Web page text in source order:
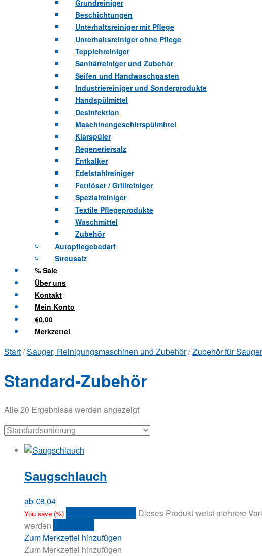
Grundreiniger
Beschichtungen
Unterhaltsreiniger mit Pflege
Unterhaltsreiniger ohne Pflege
Teppichreiniger
Sanitärreiniger und Zubehör
Seifen und Handwaschpasten
Industriereiniger und Sonderprodukte
Handspülmittel
Desinfektion
Maschinengeschirrspülmittel
Klarspüler
Regeneriersalz
Entkalker
Edelstahlreiniger
Fettlöser / Grillreiniger
Spezialreiniger
Textile Pflegeprodukte
Waschmittel
Zubehör
Autopflegebedarf
Streusalz
% Sale
Über uns
Kontakt
Mein Konto
€0,00
Merkzettel
Start/Sauger, Reinigungsmaschinen und Zubehör/Zubehör für
Standard-Zubehör
Alle 20 Ergebnisse werden angezeigt
Saugschlauch
ab€8,04
You save (%)
Dieses Produkt weist mehrere
werden
Zum Merkzettel hinzufügen
Zum Merkzettel hinzufügen